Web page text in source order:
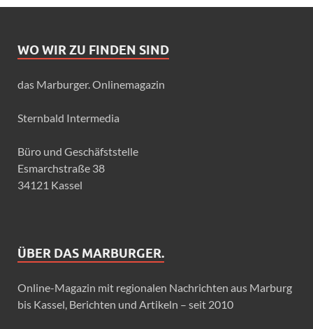
WO WIR ZU FINDEN SIND
das Marburger. Onlinemagazin
Sternbald Intermedia
Büro und Geschäfststelle
Esmarchstraße 38
34121 Kassel
ÜBER DAS MARBURGER.
Online-Magazin mit regionalen Nachrichten aus Marburg
bis Kassel, Berichten und Artikeln – seit 2010